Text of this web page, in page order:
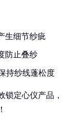
生细节纱疵
防止叠纱
持纱线蓬松度
锁定心仪产品，